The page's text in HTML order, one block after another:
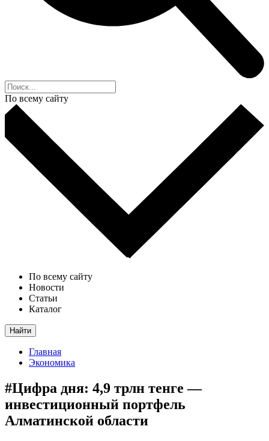
По всему сайту
По всему сайту
Новости
Статьи
Каталог
Найти
Главная
Экономика
#Цифра дня: 4,9 трлн тенге —
инвестиционный портфель
Алматинской области